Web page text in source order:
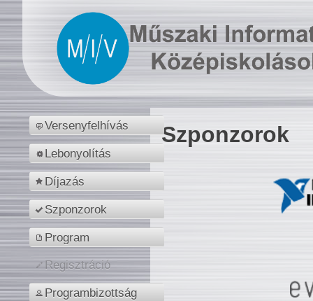
Versenyfelhívás
Lebonyolítás
Díjazás
Szponzorok
Program
Regisztráció
Programbizottság
Szponzorok